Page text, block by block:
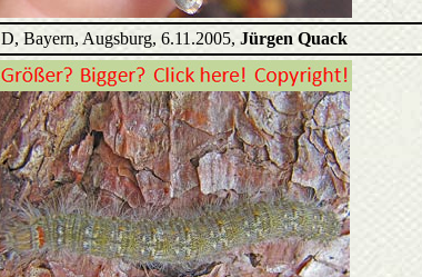
D, Bayern, Augsburg, 6.11.2005, Jürgen Quack